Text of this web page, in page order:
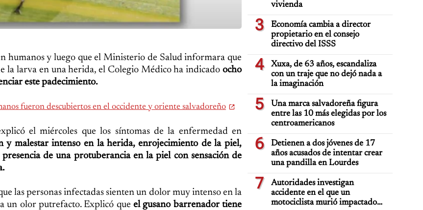
humanos y luego que el Ministerio de Salud informara que
la larva en una herida, el Colegio Médico ha indicado ocho
este padecimiento.
fueron descubiertos en el occidente y oriente salvadoreño
el miércoles que los síntomas de la enfermedad en
y malestar intenso en la herida, enrojecimiento de la piel,
de una protuberancia en la piel con sensación de
las personas infectadas sienten un dolor muy intenso en la
un olor putrefacto. Explicó que el gusano barrenador tiene
vivienda
3
Economía cambia a director
propietario en el consejo
directivo del ISSS
4
Xuxa, de 63 años, escandaliza
con un traje que no dejó nada a
la imaginación
5
Una marca salvadoreña figura
entre las 10 más elegidas por los
centroamericanos
6
Detienen a dos jóvenes de 17
años acusados de intentar crear
una pandilla en Lourdes
7
Autoridades investigan
accidente en el que un
motociclista murió impactado